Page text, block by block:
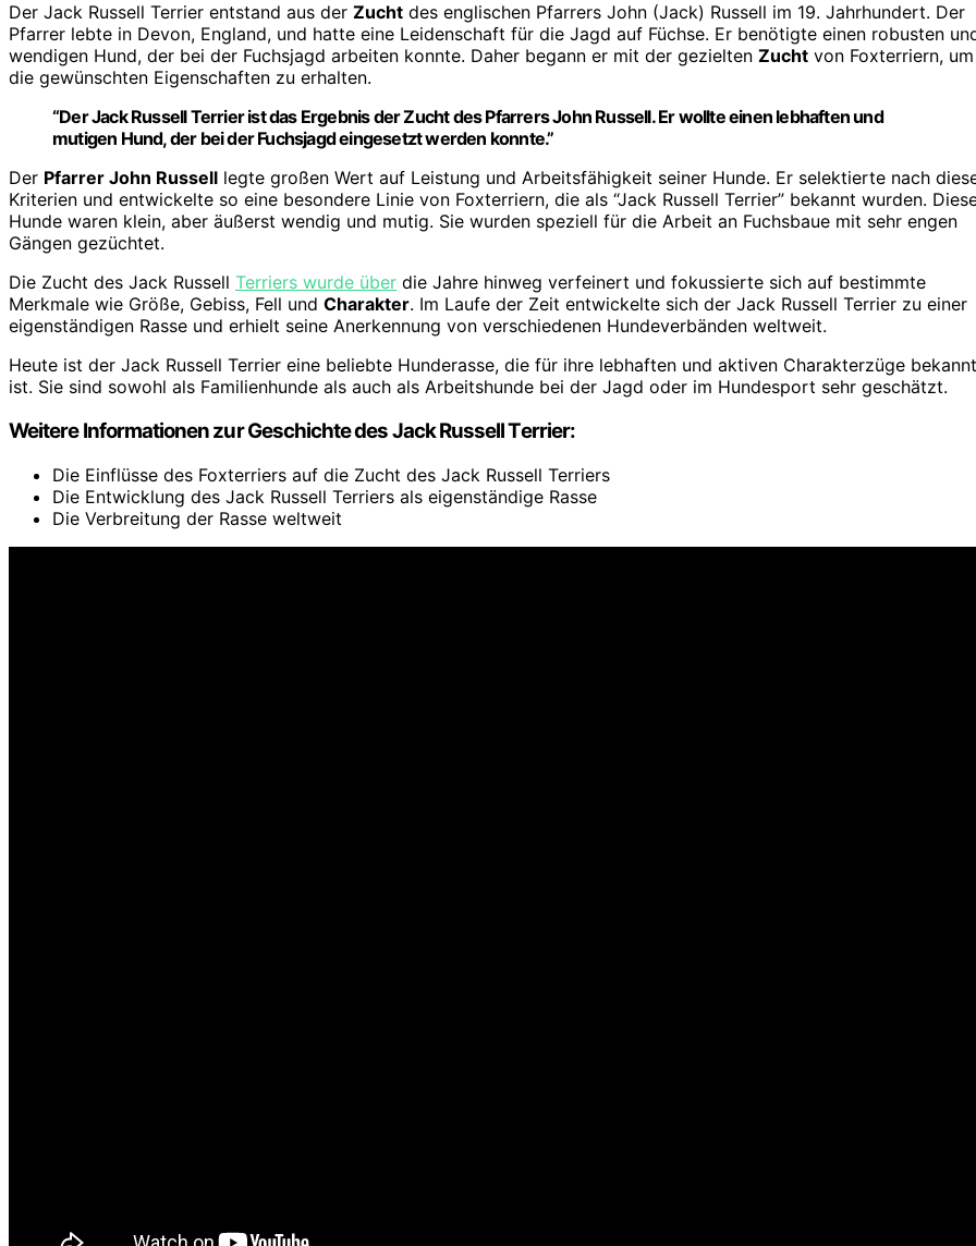
Der Jack Russell Terrier entstand aus der Zucht des englischen Pfarrers John (Jack) Russell im 19. Jahrhundert. Der
Pfarrer lebte in Devon, England, und hatte eine Leidenschaft für die Jagd auf Füchse. Er benötigte einen robusten
wendigen Hund, der bei der Fuchsjagd arbeiten konnte. Daher begann er mit der gezielten Zucht von Foxterriern, um
die gewünschten Eigenschaften zu erhalten.
“Der Jack Russell Terrier ist das Ergebnis derZuchtdes Pfarrers John Russell. Er wollte einen lebhaften und
mutigen Hund, der bei der Fuchsjagd eingesetzt werden konnte.”
Der Pfarrer John Russell legte großen Wert auf Leistung und Arbeitsfähigkeit seiner Hunde. Er selektierte nach
Kriterien und entwickelte so eine besondere Linie von Foxterriern, die als “Jack Russell Terrier” bekannt wurden.
Hunde waren klein, aber äußerst wendig und mutig. Sie wurden speziell für die Arbeit an Fuchsbaue mit sehr engen
Gängen gezüchtet.
Die Zucht des Jack Russell Terriers wurde über die Jahre hinweg verfeinert und fokussierte sich auf bestimmte
Merkmale wie Größe, Gebiss, Fell und Charakter. Im Laufe der Zeit entwickelte sich der Jack Russell Terrier zu einer
eigenständigen Rasse und erhielt seine Anerkennung von verschiedenen Hundeverbänden weltweit.
Heute ist der Jack Russell Terrier eine beliebte Hunderasse, die für ihre lebhaften und aktiven Charakterzüge bekannt
ist. Sie sind sowohl als Familienhunde als auch als Arbeitshunde bei der Jagd oder im Hundesport sehr geschätzt.
Weitere Informationen zur Geschichte des Jack Russell Terrier:
Die Einflüsse des Foxterriers auf die Zucht des Jack Russell Terriers
Die Entwicklung des Jack Russell Terriers als eigenständige Rasse
Die Verbreitung der Rasse weltweit